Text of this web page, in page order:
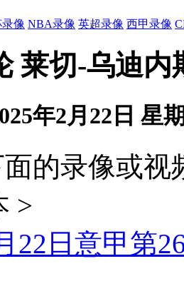
像 NBA录像 英超录像 西甲录像
莱切-乌迪
年2月22日 星
的录像或
>
22日意甲第